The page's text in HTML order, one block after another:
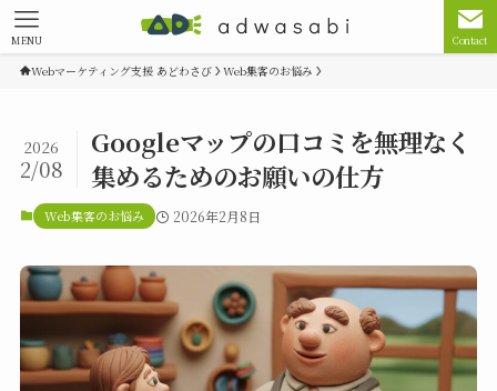
Contact
MENU
Webマーケティング支援 あどわさび Web集客のお悩み
Googleマップの口コミを無理なく
集めるためのお願いの仕方
2026
2/08
Web集客のお悩み 2026年2月8日